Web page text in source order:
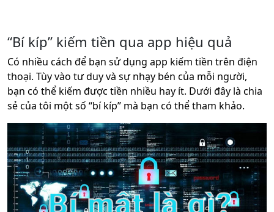
“Bí kíp” kiếm tiền qua app hiệu quả
Có nhiều cách để bạn sử dụng app kiếm tiền trên điện
thoại. Tùy vào tư duy và sự nhạy bén của mỗi người,
bạn có thể kiếm được tiền nhiều hay ít. Dưới đây là chia
sẻ của tôi một số “bí kíp” mà bạn có thể tham khảo.